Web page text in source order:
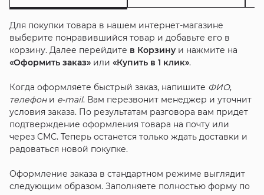
Для покупки товара в нашем интернет-магазине
выберите понравившийся товар и добавьте его в
корзину. Далее перейдите в Корзинуи нажмите на
«Оформить заказ»или «Купить в 1 клик».
Когда оформляете быстрый заказ, напишите ФИО,
телефони e-mail. Вам перезвонит менеджер и уточнит
условия заказа. По результатам разговора вам придет
подтверждение оформления товара на почту или
через СМС. Теперь останется только ждать доставки и
радоваться новой покупке.
Оформление заказа в стандартном режиме выглядит
следующим образом. Заполняете полностью форму по